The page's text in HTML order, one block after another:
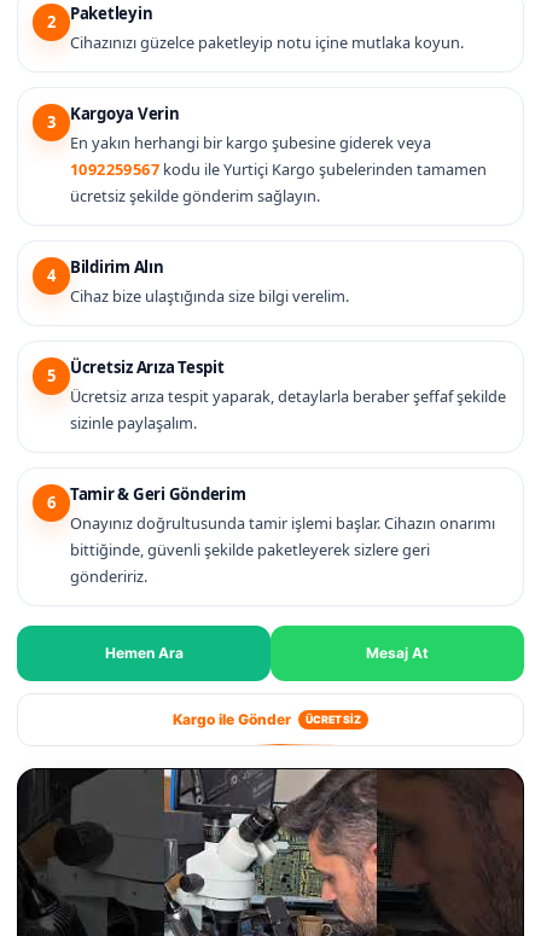
2
Paketleyin
Cihazınızı güzelce paketleyip notu içine mutlaka koyun.
3
Kargoya Verin
En yakın herhangi bir kargo şubesine giderek veya
1092259567 kodu ile Yurtiçi Kargo şubelerinden tamamen
ücretsiz şekilde gönderim sağlayın.
4
Bildirim Alın
Cihaz bize ulaştığında size bilgi verelim.
5
Ücretsiz Arıza Tespit
Ücretsiz arıza tespit yaparak, detaylarla beraber şeffaf şekilde
sizinle paylaşalım.
6
Tamir & Geri Gönderim
Onayınız doğrultusunda tamir işlemi başlar. Cihazın onarımı
bittiğinde, güvenli şekilde paketleyerek sizlere geri
göndeririz.
Hemen Ara Mesaj At
Kargo ile Gönder ÜCRETSİZ